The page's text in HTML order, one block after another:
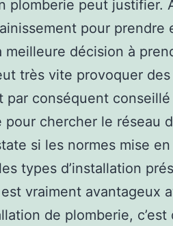
plomberie peut justifier.
pour
décision à
très vite provoquer
par conséquent
chercher le réseau
si les normes mise
types d’installation
vraiment avantageux
de plomberie,